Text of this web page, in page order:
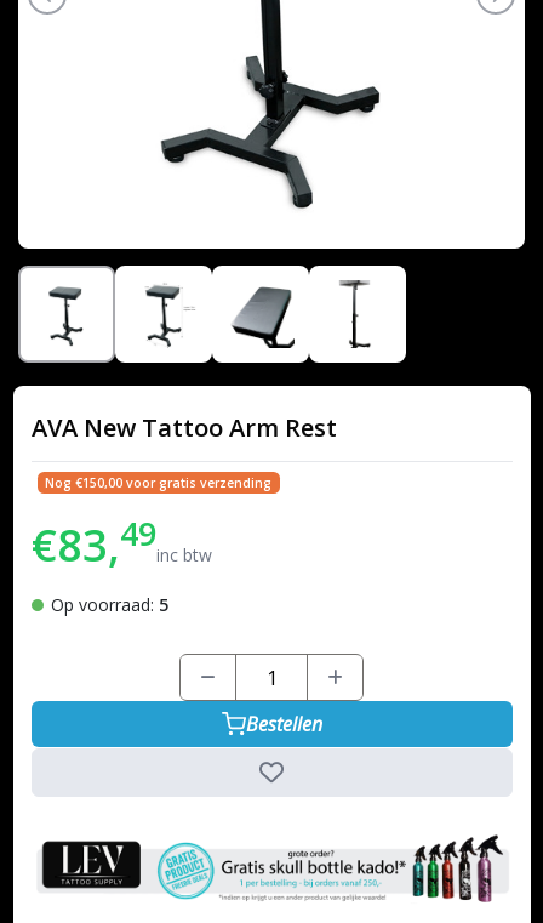
AVA New Tattoo Arm Rest
Nog €150,00 voor gratis verzending
€83,49inc btw
Op voorraad: 5
Bestellen